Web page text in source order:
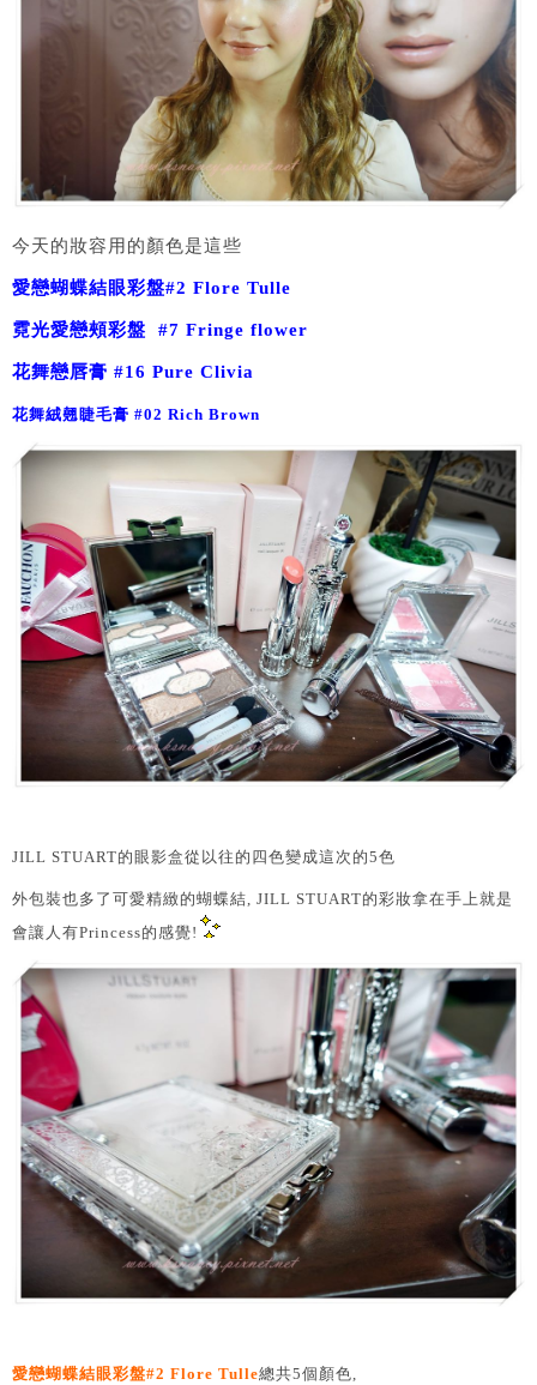
今天的妝容用的顏色是這些
愛戀蝴蝶結眼彩盤#2 Flore Tulle
霓光愛戀頰彩盤 #7 Fringe flower
花舞戀唇膏 #16 Pure Clivia
花舞絨翹睫毛膏 #02 Rich Brown
JILL STUART的眼影盒從以往的四色變成這次的5色
外包裝也多了可愛精緻的蝴蝶結, JILL STUART的彩妝拿在手上就是
會讓人有Princess的感覺!
愛戀蝴蝶結眼彩盤#2 Flore Tulle總共5個顏色,